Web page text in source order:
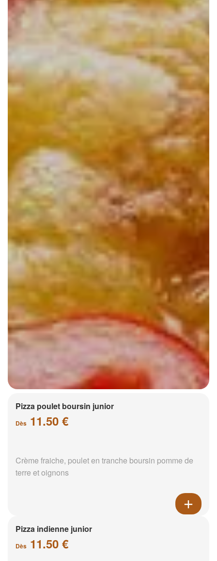
Pizza poulet boursin junior
Dès 11.50 €
Crème fraiche, poulet en tranche boursin pomme de
terre et oignons
Pizza indienne junior
Dès 11.50 €